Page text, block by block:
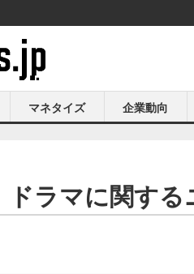
マネタイズ 企業動向
ドラマに関す